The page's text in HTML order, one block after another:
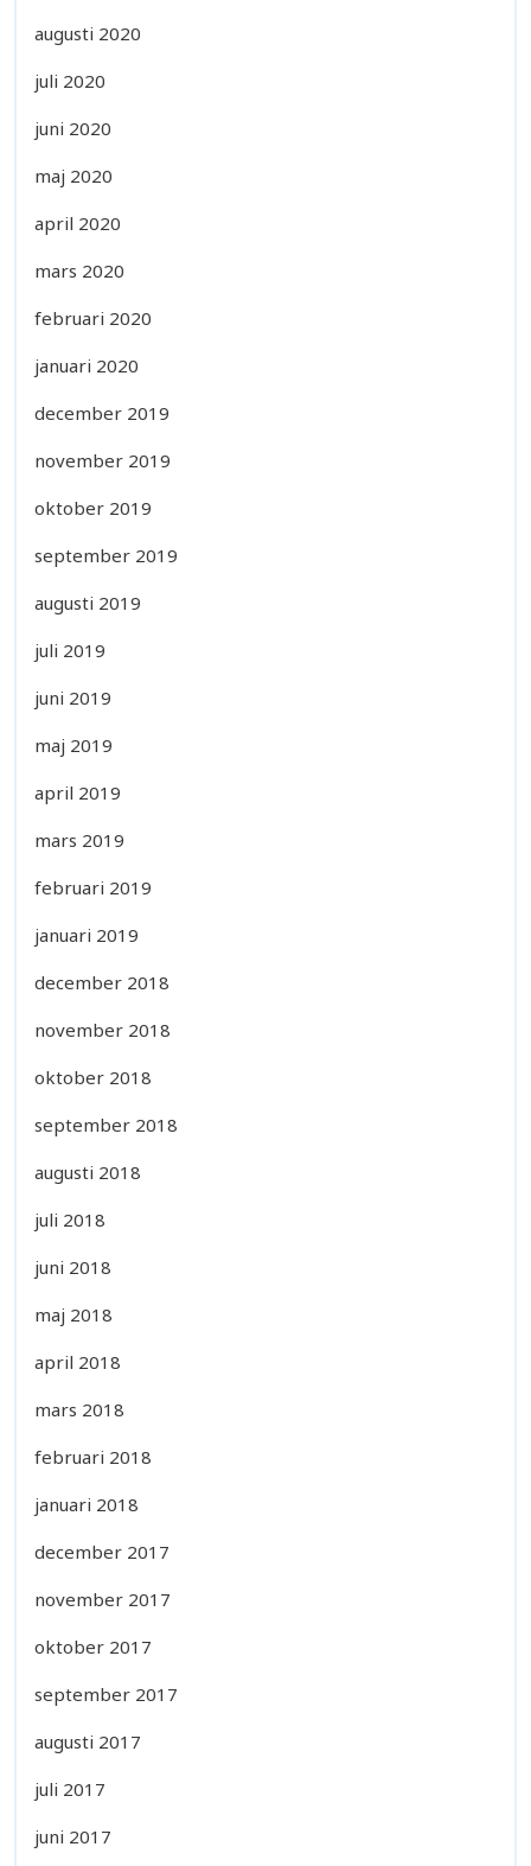
augusti 2020
juli 2020
juni 2020
maj 2020
april 2020
mars 2020
februari 2020
januari 2020
december 2019
november 2019
oktober 2019
september 2019
augusti 2019
juli 2019
juni 2019
maj 2019
april 2019
mars 2019
februari 2019
januari 2019
december 2018
november 2018
oktober 2018
september 2018
augusti 2018
juli 2018
juni 2018
maj 2018
april 2018
mars 2018
februari 2018
januari 2018
december 2017
november 2017
oktober 2017
september 2017
augusti 2017
juli 2017
juni 2017